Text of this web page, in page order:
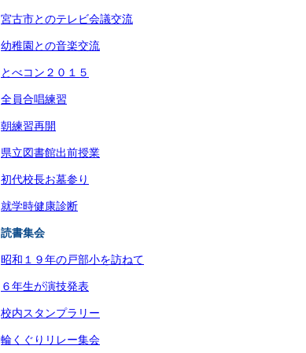
宮古市とのテレビ会議交流
幼稚園との音楽交流
とべコン２０１５
全員合唱練習
朝練習再開
県立図書館出前授業
初代校長お墓参り
就学時健康診断
読書集会
昭和１９年の戸部小を訪ねて
６年生が演技発表
校内スタンプラリー
輪くぐりリレー集会